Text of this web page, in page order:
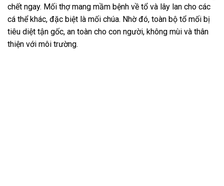
chết ngay. Mối thợ mang mầm bệnh về tổ và lây lan cho các
cá thể khác, đặc biệt là mối chúa. Nhờ đó, toàn bộ tổ mối bị
tiêu diệt tận gốc, an toàn cho con người, không mùi và thân
thiện với môi trường.